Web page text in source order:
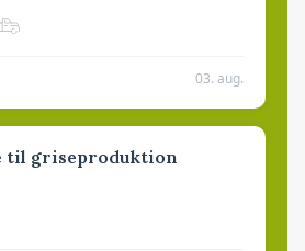
03. aug.
til griseproduktion